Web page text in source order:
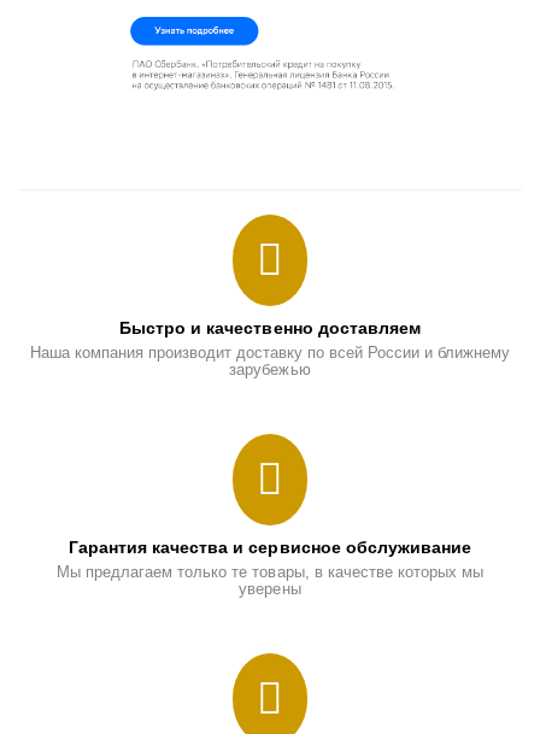
Быстро и качественно доставляем
Наша компания производит доставку по всей России и ближнему
зарубежью
Гарантия качества и сервисное обслуживание
Мы предлагаем только те товары, в качестве которых мы
уверены